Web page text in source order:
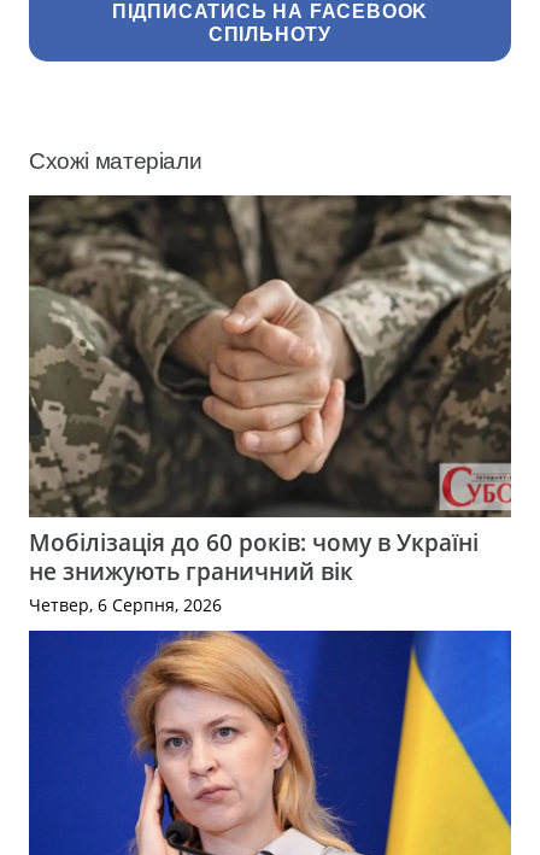
ПІДПИСАТИСЬ НА FACEBOOK
СПІЛЬНОТУ
Схожі матеріали
Мобілізація до 60 років: чому в Україні
не знижують граничний вік
Четвер, 6 Серпня, 2026